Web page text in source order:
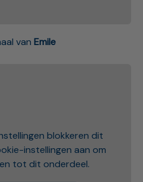
van Emile
blokkeren dit
instellingen aan om
tot dit onderdeel.